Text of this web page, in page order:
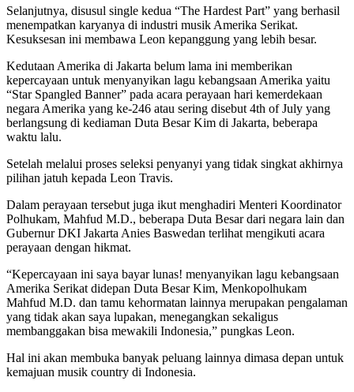
Selanjutnya, disusul single kedua “The Hardest Part” yang berhasil
menempatkan karyanya di industri musik Amerika Serikat.
Kesuksesan ini membawa Leon kepanggung yang lebih besar.
Kedutaan Amerika di Jakarta belum lama ini memberikan
kepercayaan untuk menyanyikan lagu kebangsaan Amerika yaitu
“Star Spangled Banner” pada acara perayaan hari kemerdekaan
negara Amerika yang ke-246 atau sering disebut 4th of July yang
berlangsung di kediaman Duta Besar Kim di Jakarta, beberapa
waktu lalu.
Setelah melalui proses seleksi penyanyi yang tidak singkat akhirnya
pilihan jatuh kepada Leon Travis.
Dalam perayaan tersebut juga ikut menghadiri Menteri Koordinator
Polhukam, Mahfud M.D., beberapa Duta Besar dari negara lain dan
Gubernur DKI Jakarta Anies Baswedan terlihat mengikuti acara
perayaan dengan hikmat.
“Kepercayaan ini saya bayar lunas! menyanyikan lagu kebangsaan
Amerika Serikat didepan Duta Besar Kim, Menkopolhukam
Mahfud M.D. dan tamu kehormatan lainnya merupakan pengalaman
yang tidak akan saya lupakan, menegangkan sekaligus
membanggakan bisa mewakili Indonesia,” pungkas Leon.
Hal ini akan membuka banyak peluang lainnya dimasa depan untuk
kemajuan musik country di Indonesia.